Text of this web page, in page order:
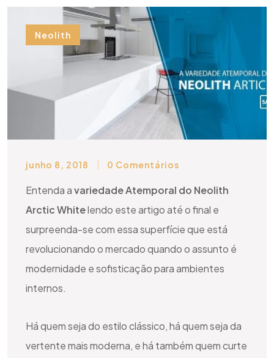
Neolith
junho 8, 2018 0 Comentários
Entenda avariedade Atemporal do Neolith
Arctic Whitelendo este artigo até o final e
surpreenda-se com essa superfície que está
revolucionando o mercado quando o assunto é
modernidade e sofisticação para ambientes
internos.
Há quem seja do estilo clássico, há quem seja da
vertente mais moderna, e há também quem curte